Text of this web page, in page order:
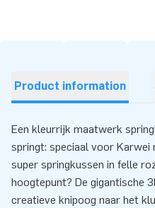
Product information
Een kleurrijk maatwerk
springt: speciaal voor Karwei
super springkussen in felle
hoogtepunt? De gigantische
creatieve knipoog naar het